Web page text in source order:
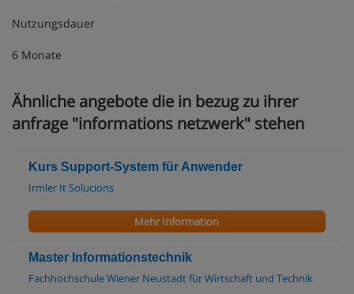
Nutzungsdauer
6 Monate
Ähnliche angebote die in bezug zu ihrer
anfrage "informations netzwerk" stehen
Kurs Support-System für Anwender
Irmler It Solucions
Mehr Information
Master Informationstechnik
Fachhochschule Wiener Neustadt für Wirtschaft und Technik